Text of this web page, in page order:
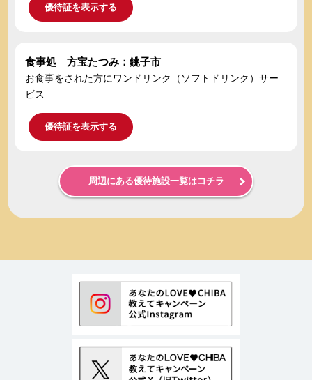
優待証を表示する
食事処 方宝たつみ：銚子市
お食事をされた方にワンドリンク（ソフトドリンク）サー
ビス
優待証を表示する
周辺にある優待施設一覧はコチラ